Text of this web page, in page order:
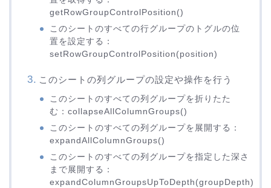
getRowGroupControlPosition()
このシートのすべての行グループのトグルの位
置を設定する：
setRowGroupControlPosition(position)
このシートの列グループの設定や操作を行う
このシートのすべての列グループを折りたた
む：collapseAllColumnGroups()
このシートのすべての列グループを展開する：
expandAllColumnGroups()
このシートのすべての列グループを指定した深さ
まで展開する：
expandColumnGroupsUpToDepth(groupDepth)